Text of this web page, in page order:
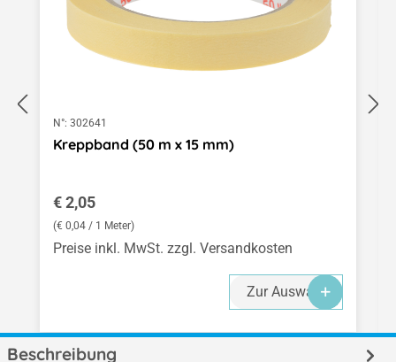
N°: 302641
Kreppband (50 m x 15 mm)
Regulärer Preis:
€ 2,05
(€ 0,04 / 1 Meter)
Preise inkl. MwSt. zzgl. Versandkosten
Zur Auswahl
Beschreibung